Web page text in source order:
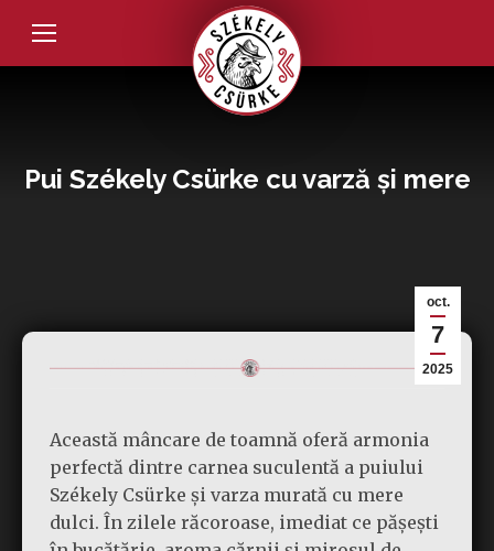
Pui Székely Csürke cu varză și mere
oct.
7
2025
Această mâncare de toamnă oferă armonia
perfectă dintre carnea suculentă a puiului
Székely Csürke și varza murată cu mere
dulci. În zilele răcoroase, imediat ce pășești